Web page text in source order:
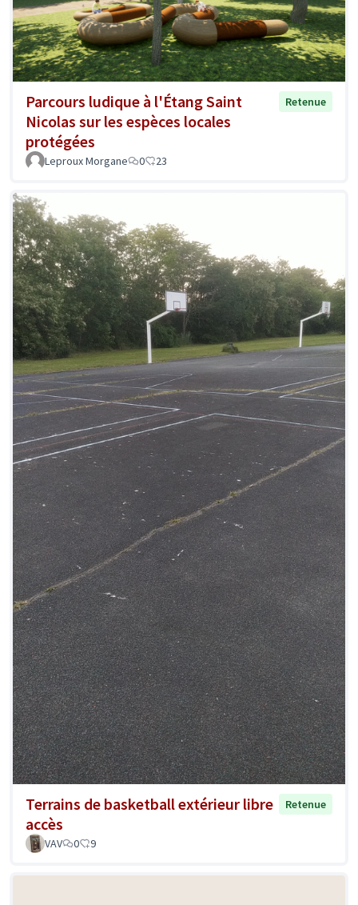
Parcours ludique à l'Étang Saint
Nicolas sur les espèces locales
protégées
Retenue
Leproux Morgane 0 23
Terrains de basketball extérieur libre
accès
Retenue
VAV 0 9